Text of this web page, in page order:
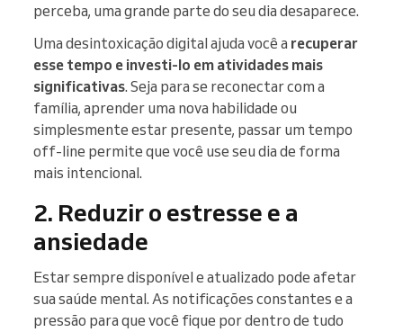
perceba, uma grande parte do seu dia desaparece.
Uma desintoxicação digital ajuda você a recuperar
esse tempo e investi-lo em atividades mais
significativas. Seja para se reconectar com a
família, aprender uma nova habilidade ou
simplesmente estar presente, passar um tempo
off-line permite que você use seu dia de forma
mais intencional.
2. Reduzir o estresse e a
ansiedade
Estar sempre disponível e atualizado pode afetar
sua saúde mental. As notificações constantes e a
pressão para que você fique por dentro de tudo